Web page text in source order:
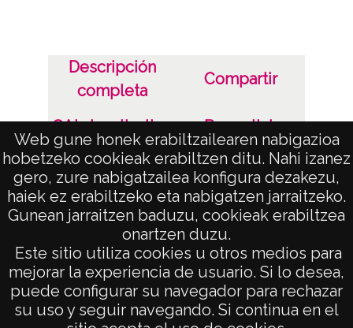
Web gune honek erabiltzailearen nabigazioa
hobetzeko cookieak erabiltzen ditu. Nahi izanez
gero, zure nabigatzailea konfigura dezakezu,
haiek ez erabiltzeko eta nabigatzen jarraitzeko.
Gunean jarraitzen baduzu, cookieak erabiltzea
onartzen duzu.
Este sitio utiliza cookies u otros medios para
mejorar la experiencia de usuario. Si lo desea,
puede configurar su navegador para rechazar
su uso y seguir navegando. Si continua en el
Descripción
completa
Compartir
OAI visualization Permalink
Aviso Legal
AVISO LEGAL
POLÍTICA DE PRIVACIDAD
ACCESIBILIDAD
ATENCIÓN CIUDADANA